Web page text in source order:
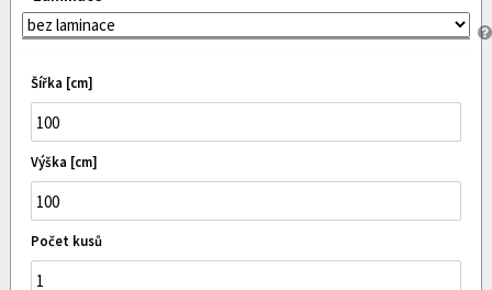
Šířka [cm]
Výška [cm]
Počet kusů